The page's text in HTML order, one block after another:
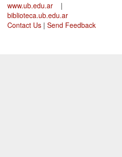
www.ub.edu.ar
|
biblioteca.ub.edu.ar
Contact Us | Send Feedback